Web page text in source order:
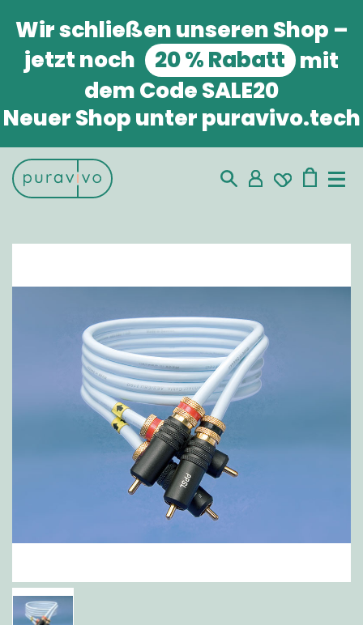
Wir schließen unseren Shop –
jetzt noch
20 % Rabatt mit
dem CodeSALE20
Neuer Shop unter puravivo.tech